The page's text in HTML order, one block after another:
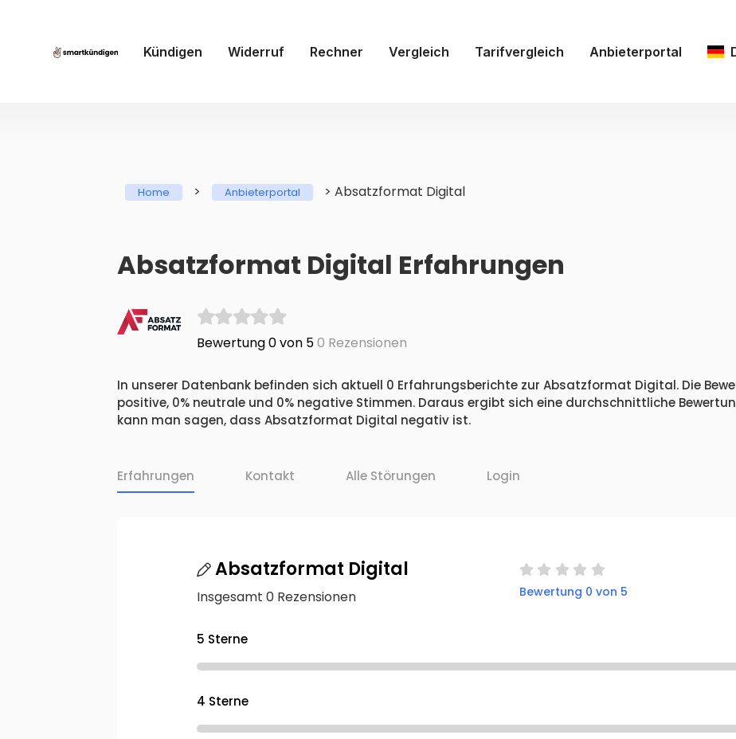
Kündigen Widerruf Rechner Vergleich Tarifvergleich Anbieterportal
Home > Anbieterportal > Absatzformat Digital
Absatzformat Digital Erfahrungen
Bewertung 0 von 50 Rezensionen
In unserer Datenbank befinden sich aktuell 0 Erfahrungsberichte zur Absatzformat Digital. Die
positive, 0% neutrale und 0% negative Stimmen. Daraus ergibt sich eine durchschnittliche
kann man sagen, dass Absatzformat Digital negativ ist.
Erfahrungen Kontakt Alle Störungen Login
Absatzformat Digital
Insgesamt 0 Rezensionen Bewertung 0 von 5
5 Sterne
4 Sterne